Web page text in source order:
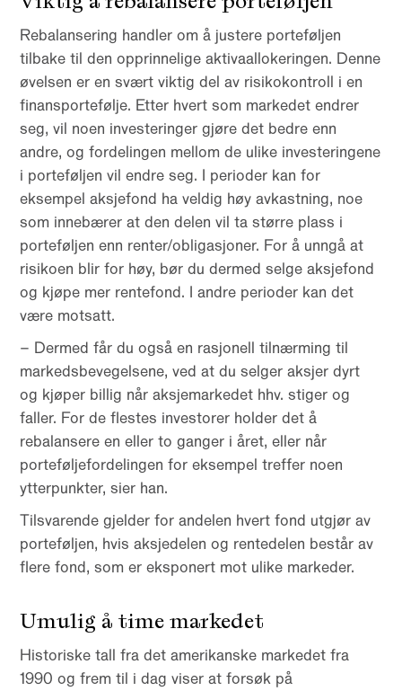
Rebalansering handler om å justere porteføljen
tilbake til den opprinnelige aktivaallokeringen. Denne
øvelsen er en svært viktig del av risikokontroll i en
finansportefølje. Etter hvert som markedet endrer
seg, vil noen investeringer gjøre det bedre enn
andre, og fordelingen mellom de ulike investeringene
i porteføljen vil endre seg. I perioder kan for
eksempel aksjefond ha veldig høy avkastning, noe
som innebærer at den delen vil ta større plass i
porteføljen enn renter/obligasjoner. For å unngå at
risikoen blir for høy, bør du dermed selge aksjefond
og kjøpe mer rentefond. I andre perioder kan det
være motsatt.
– Dermed får du også en rasjonell tilnærming til
markedsbevegelsene, ved at du selger aksjer dyrt
og kjøper billig når aksjemarkedet hhv. stiger og
faller. For de flestes investorer holder det å
rebalansere en eller to ganger i året, eller når
porteføljefordelingen for eksempel treffer noen
ytterpunkter, sier han.
Tilsvarende gjelder for andelen hvert fond utgjør av
porteføljen, hvis aksjedelen og rentedelen består av
flere fond, som er eksponert mot ulike markeder.
Umulig å time markedet
Historiske tall fra det amerikanske markedet fra
1990 og frem til i dag viser at forsøk på